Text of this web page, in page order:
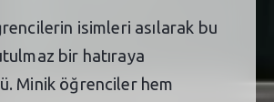
isimleri asılarak bu
bir hatıraya
Minik öğrenciler hem